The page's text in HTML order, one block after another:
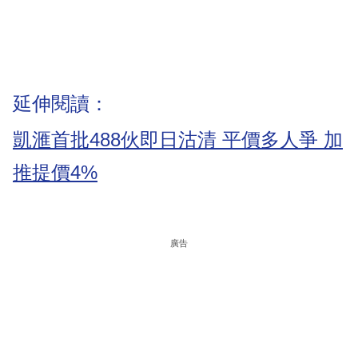
延伸閱讀：
凱滙首批488伙即日沽清 平價多人爭 加
推提價4%
廣告